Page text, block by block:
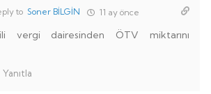
to Soner BİLGİN 11 ay önce
vergi dairesinden ÖTV miktarını
Yanıtla